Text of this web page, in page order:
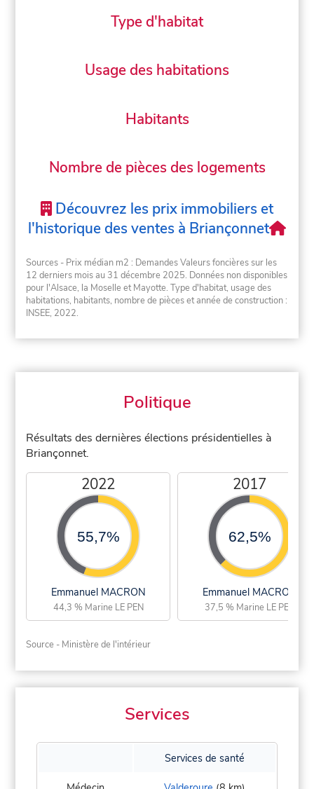
Type d'habitat
Usage des habitations
Habitants
Nombre de pièces des logements
Découvrez les prix immobiliers et
l'historique des ventes à Briançonnet
Sources - Prix médian m2 : Demandes Valeurs foncières sur les
12 derniers mois au 31 décembre 2025. Données non disponibles
pour l'Alsace, la Moselle et Mayotte. Type d'habitat, usage des
habitations, habitants, nombre de pièces et année de construction :
INSEE, 2022.
Politique
Résultats des dernières élections présidentielles à
Briançonnet.
2022
55,7%
Emmanuel MACRON
44,3 % Marine LE PEN
2017
62,5%
Emmanuel MACRON
37,5 % Marine LE PEN
Source - Ministère de l'intérieur
Services
Services de santé